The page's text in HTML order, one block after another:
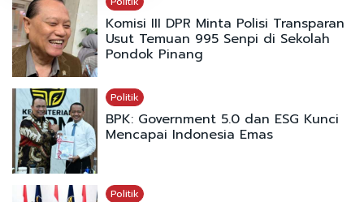
Komisi III DPR Minta Polisi Transparan
Usut Temuan 995 Senpi di Sekolah
Pondok Pinang
Politik
BPK: Government 5.0 dan ESG Kunci
Mencapai Indonesia Emas
Politik